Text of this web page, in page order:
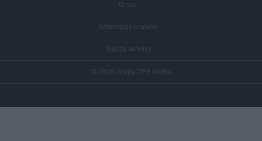
O nas
Informacje prawne
Nasze serwisy
© 2026 Grupa ZPR Media